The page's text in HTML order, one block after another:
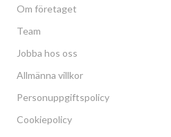
Om företaget
Team
Jobba hos oss
Allmänna villkor
Personuppgiftspolicy
Cookiepolicy